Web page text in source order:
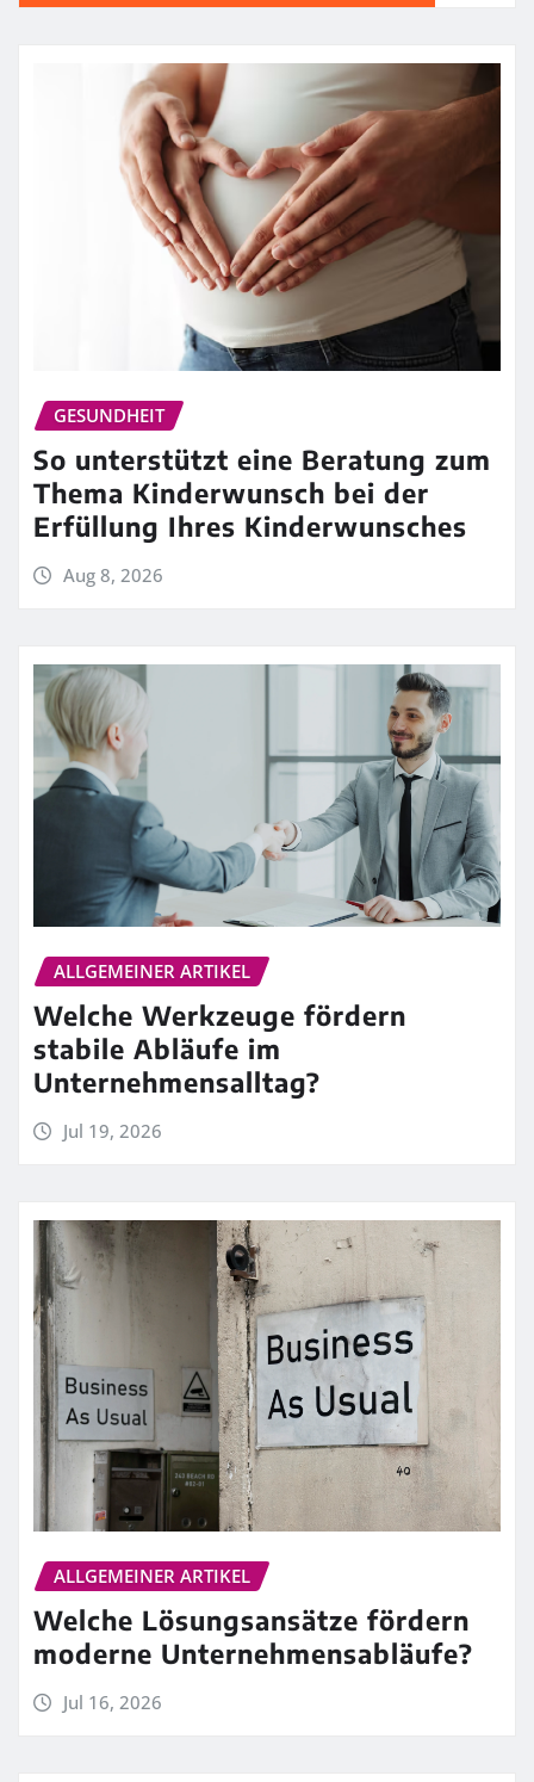
GESUNDHEIT
So unterstützt eine Beratung zum
Thema Kinderwunsch bei der
Erfüllung Ihres Kinderwunsches
Aug 8, 2026
ALLGEMEINER ARTIKEL
Welche Werkzeuge fördern
stabile Abläufe im
Unternehmensalltag?
Jul 19, 2026
ALLGEMEINER ARTIKEL
Welche Lösungsansätze fördern
moderne Unternehmensabläufe?
Jul 16, 2026